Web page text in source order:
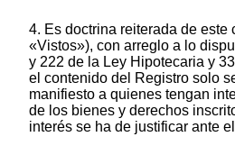
4. Es doctrina reiterada de este
«Vistos»), con arreglo a lo
y 222 de la Ley Hipotecaria y
el contenido del Registro solo
manifiesto a quienes tengan
de los bienes y derechos
interés se ha de justificar ante